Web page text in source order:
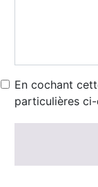
En cochant
particulières